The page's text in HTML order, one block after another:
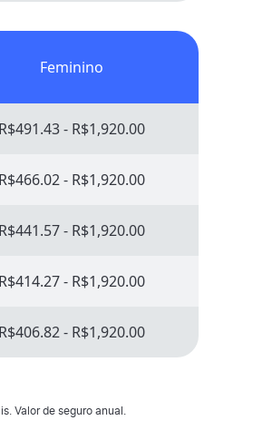
Feminino
R$491.43 - R$1,920.00
R$466.02 - R$1,920.00
R$441.57 - R$1,920.00
R$414.27 - R$1,920.00
R$406.82 - R$1,920.00
Valor de seguro anual.